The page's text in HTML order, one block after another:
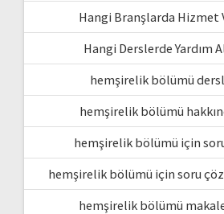
Hangi Branşlarda Hizmet
Hangi Derslerde Yardım
hemşirelik bölümü
hemşirelik bölümü
hemşirelik bölümü için
hemşirelik bölümü için soru
hemşirelik bölümü